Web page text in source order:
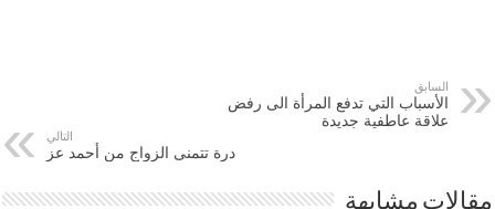
السابق
الأسباب التي تدفع المرأة الى رفض
علاقة عاطفية جديدة
التالي
درة تتمنى الزواج من أحمد عز
مقالات مشابهة